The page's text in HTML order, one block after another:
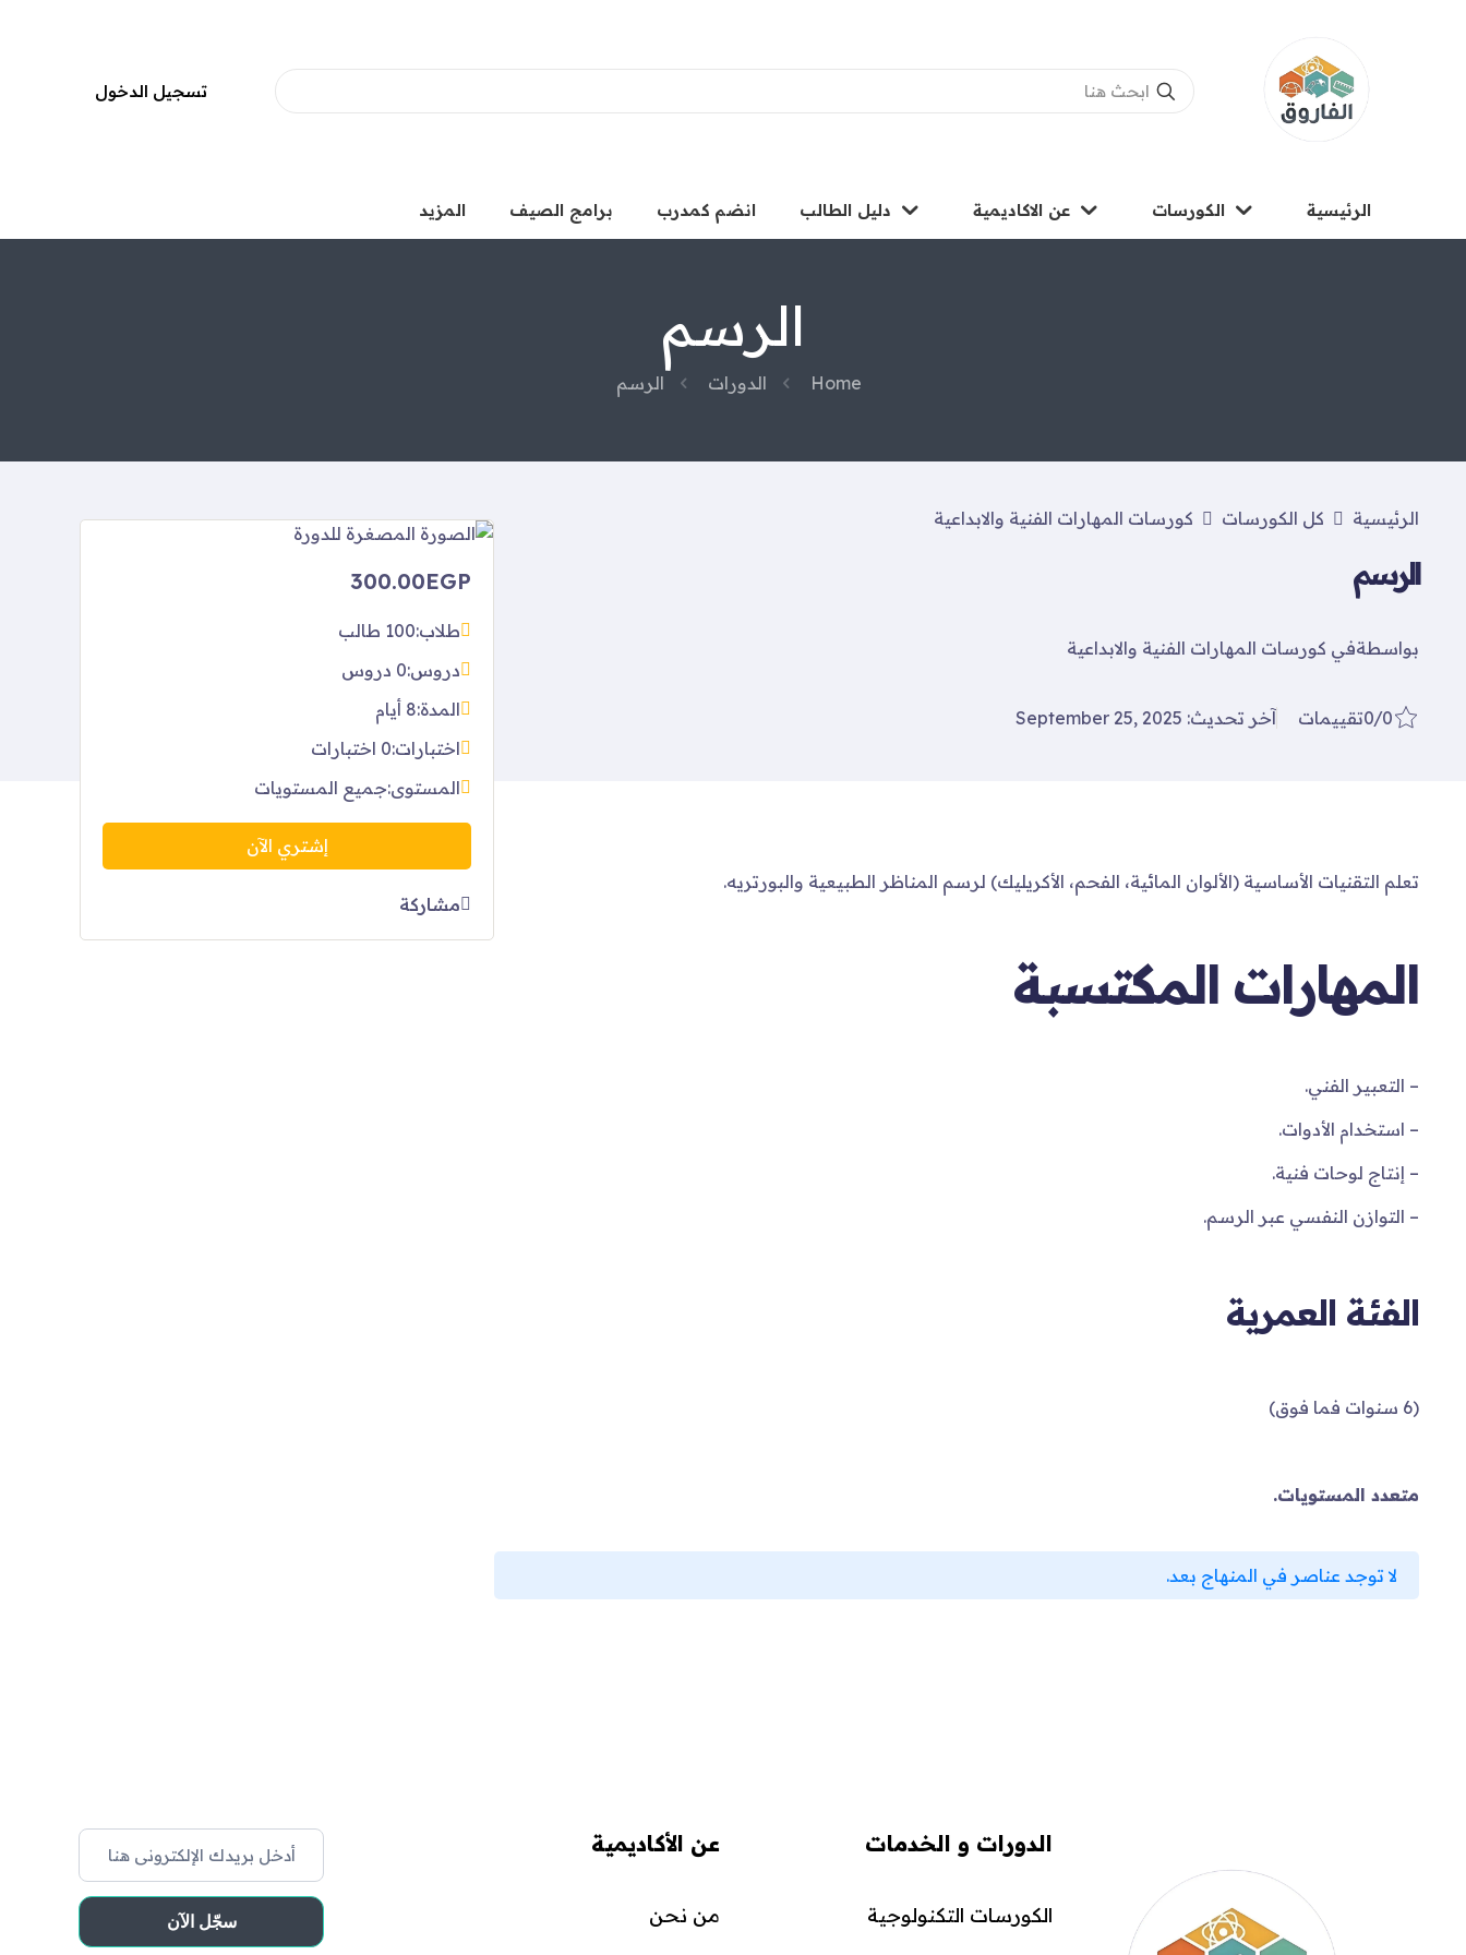
تسجيل الدخول
الرئيسية الكورسات عن الاكاديمية دليل الطالب انضم كمدرب برامج الصيف المزيد
الرسم
Home الدورات الرسم
الرئيسية كل الكورسات كورسات المهارات الفنية والابداعية
الرسم
بواسطةفي كورسات المهارات الفنية والابداعية
0/0تقييمات آخر تحديث: September 25, 2025
تعلم التقنيات الأساسية (الألوان المائية، الفحم، الأكريليك) لرسم المناظر الطبيعية والبورتريه.
المهارات المكتسبة
– التعبير الفني.
– استخدام الأدوات.
– إنتاج لوحات فنية.
– التوازن النفسي عبر الرسم.
الفئة العمرية
(6 سنوات فما فوق)
متعدد المستويات.
لا توجد عناصر في المنهاج بعد.
300.00EGP
طلاب:100 طالب
دروس:0 دروس
المدة:8 أيام
اختبارات:0 اختبارات
المستوى:جميع المستويات
إشتري الآن
مشاركة
الدورات و الخدمات
الكورسات التكنولوجية
عن الأكاديمية
من نحن